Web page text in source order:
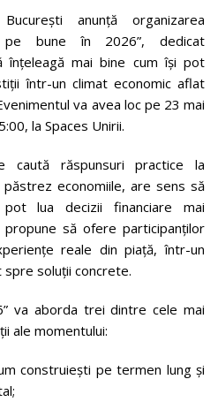
anunță organizarea
pe bune în 2026”, dedicat
înțeleagă mai bine cum își pot
într-un climat economic aflat
va avea loc pe 23 mai
la Spaces Unirii.
caută răspunsuri practice la
economiile, are sens să
lua decizii financiare mai
propune să ofere participanților
reale din piață, într-un
soluții concrete.
va aborda trei dintre cele mai
ale momentului:
construiești pe termen lung și